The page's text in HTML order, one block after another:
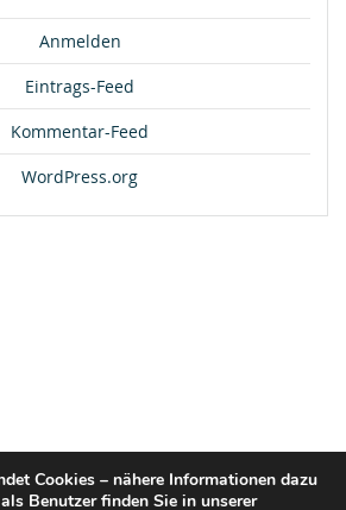
Anmelden
Eintrags-Feed
Kommentar-Feed
WordPress.org
Cookies – nähere Informationen dazu
Benutzer finden Sie in unserer